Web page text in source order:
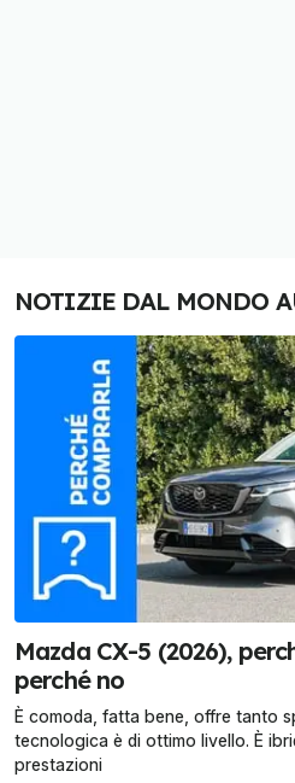
NOTIZIE DAL MONDO
Mazda CX-5 (2026),
perché no
È comoda, fatta bene, offre tanto
tecnologica è di ottimo livello. È
prestazioni